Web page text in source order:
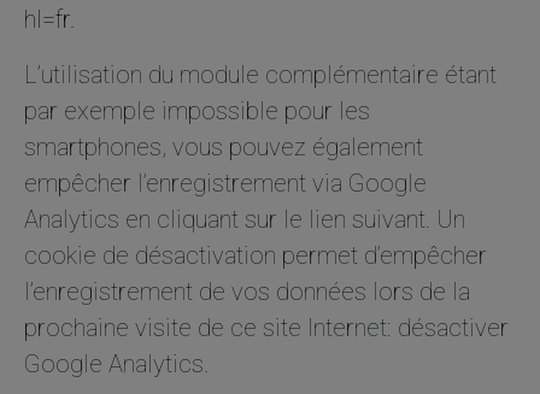
hl=fr.
L’utilisation du module complémentaire étant
par exemple impossible pour les
smartphones, vous pouvez également
empêcher l’enregistrement via Google
Analytics en cliquant sur le lien suivant. Un
cookie de désactivation permet d’empêcher
l’enregistrement de vos données lors de la
prochaine visite de ce site Internet: désactiver
Google Analytics.